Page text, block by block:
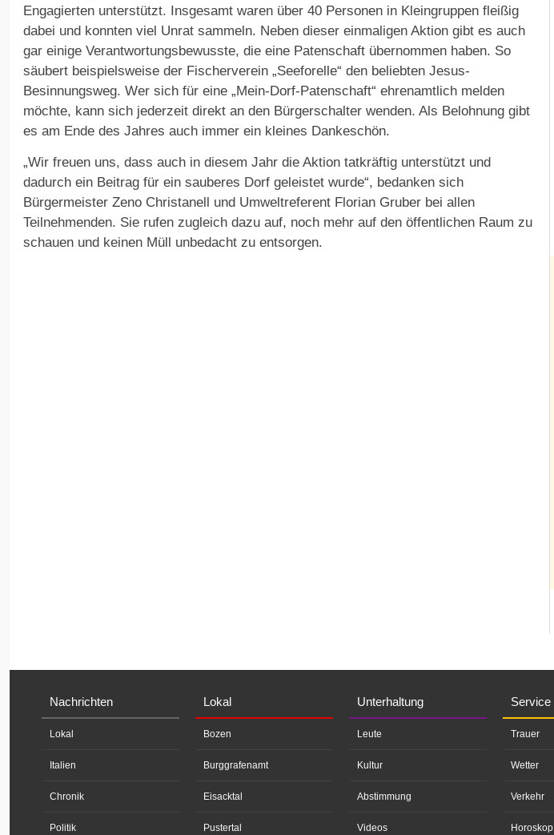
Engagierten unterstützt. Insgesamt waren über 40 Personen in Kleingruppen fleißig
dabei und konnten viel Unrat sammeln. Neben dieser einmaligen Aktion gibt es auch
gar einige Verantwortungsbewusste, die eine Patenschaft übernommen haben. So
säubert beispielsweise der Fischerverein „Seeforelle“ den beliebten Jesus-
Besinnungsweg. Wer sich für eine „Mein-Dorf-Patenschaft“ ehrenamtlich melden
möchte, kann sich jederzeit direkt an den Bürgerschalter wenden. Als Belohnung gibt
es am Ende des Jahres auch immer ein kleines Dankeschön.
„Wir freuen uns, dass auch in diesem Jahr die Aktion tatkräftig unterstützt und
dadurch ein Beitrag für ein sauberes Dorf geleistet wurde“, bedanken sich
Bürgermeister Zeno Christanell und Umweltreferent Florian Gruber bei allen
Teilnehmenden. Sie rufen zugleich dazu auf, noch mehr auf den öffentlichen Raum zu
schauen und keinen Müll unbedacht zu entsorgen.
Nachrichten
Lokal
Italien
Chronik
Politik
Lokal
Bozen
Burggrafenamt
Eisacktal
Pustertal
Unterhaltung
Leute
Kultur
Abstimmung
Videos
Service
Trauer
Wetter
Verkehr
Horoskop